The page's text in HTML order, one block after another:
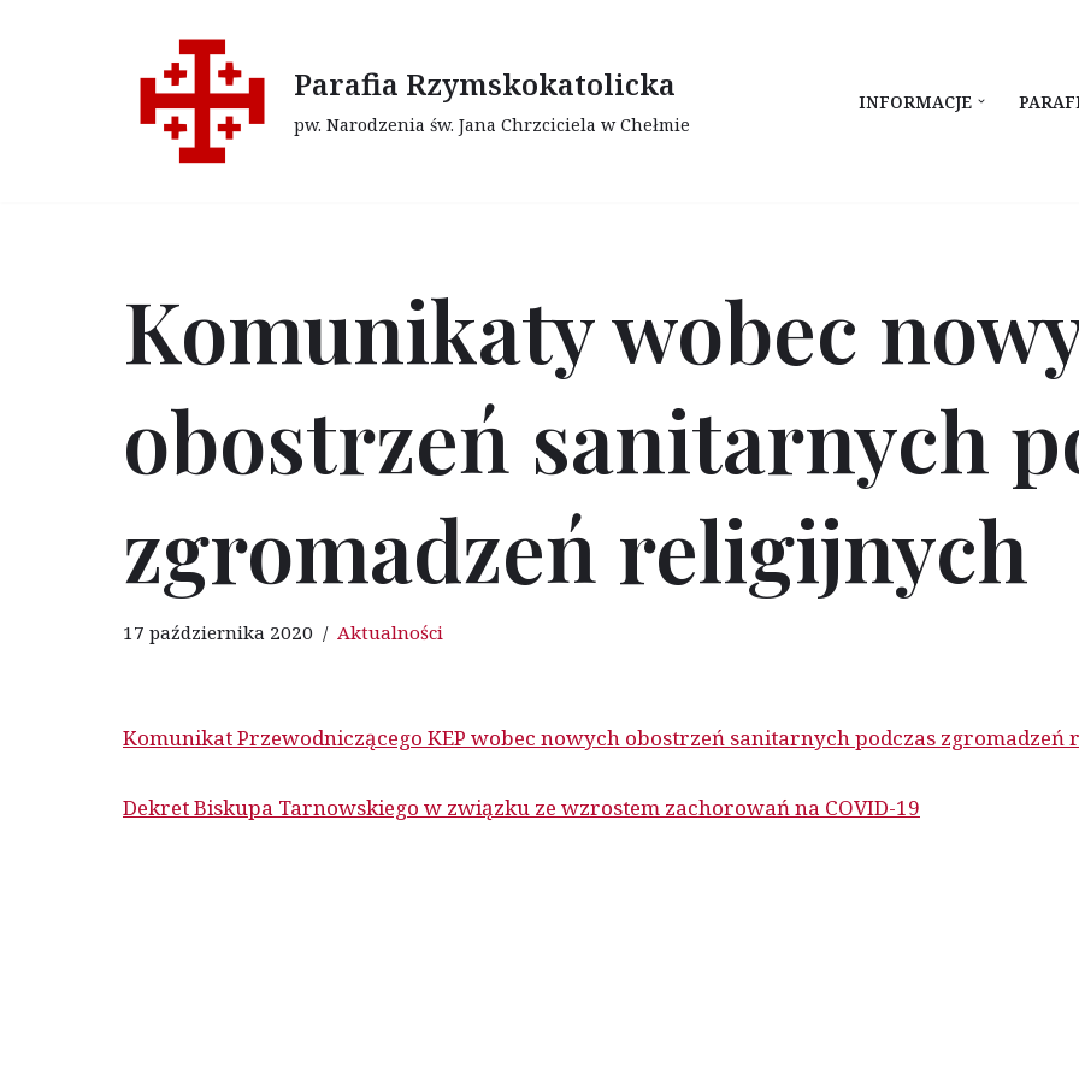
Parafia Rzymskokatolicka
pw. Narodzenia św. Jana Chrzciciela w Chełmie
INFORMACJE
Komunikaty wobec
obostrzeń sanitarnych
zgromadzeń religijnych
17 października 2020 Aktualności
Komunikat Przewodniczącego KEP wobec nowych obostrzeń sanitarnych podczas zgromadzeń
Dekret Biskupa Tarnowskiego w związku ze wzrostem zachorowań na COVID-19